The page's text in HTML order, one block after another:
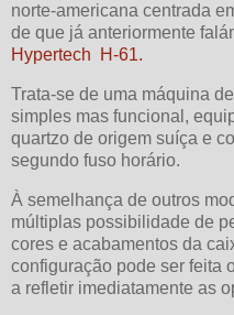
norte-americana centrada
de que já anteriormente
Hypertech H-61.
Trata-se de uma máquina
simples mas funcional,
quartzo de origem suíça e
segundo fuso horário.
À semelhança de outros
múltiplas possibilidade de
cores e acabamentos da
configuração pode ser feita
a refletir imediatamente as